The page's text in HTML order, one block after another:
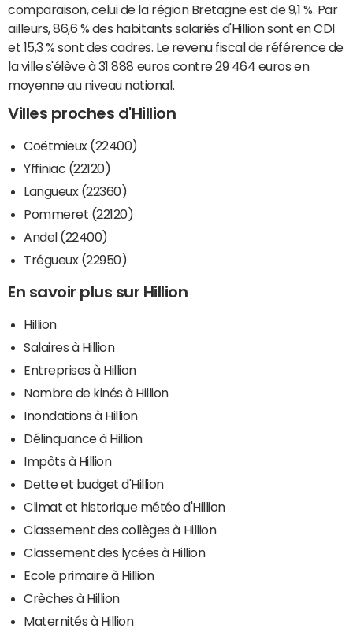
comparaison, celui de la région Bretagne est de 9,1 %. Par
ailleurs, 86,6 % des habitants salariés d'Hillion sont en CDI
et 15,3 % sont des cadres. Le revenu fiscal de référence de
la ville s'élève à 31 888 euros contre 29 464 euros en
moyenne au niveau national.
Villes proches d'Hillion
Coëtmieux (22400)
Yffiniac (22120)
Langueux (22360)
Pommeret (22120)
Andel (22400)
Trégueux (22950)
En savoir plus sur Hillion
Hillion
Salaires à Hillion
Entreprises à Hillion
Nombre de kinés à Hillion
Inondations à Hillion
Délinquance à Hillion
Impôts à Hillion
Dette et budget d'Hillion
Climat et historique météo d'Hillion
Classement des collèges à Hillion
Classement des lycées à Hillion
Ecole primaire à Hillion
Crèches à Hillion
Maternités à Hillion